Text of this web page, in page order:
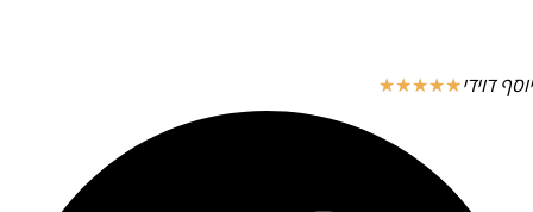
יוסף דוידי☆
☆
☆
☆
☆